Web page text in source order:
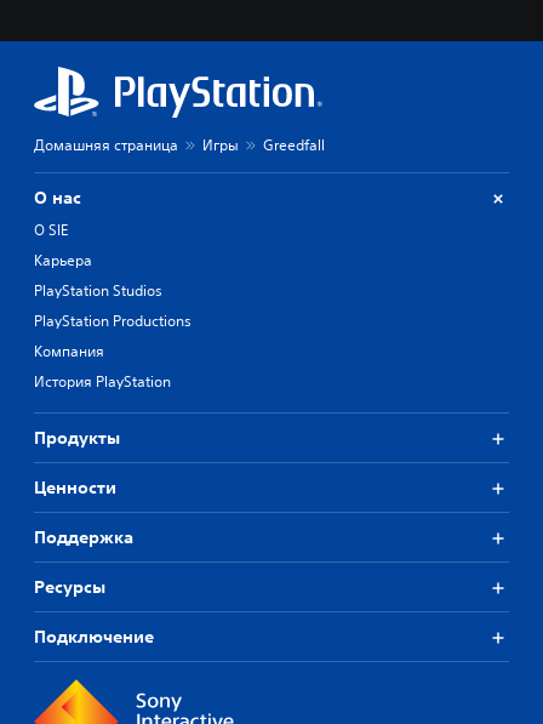
Домашняя страница Игры Greedfall
О нас
О SIE
Карьера
PlayStation Studios
PlayStation Productions
Компания
История PlayStation
Продукты
Ценности
Поддержка
Ресурсы
Подключение